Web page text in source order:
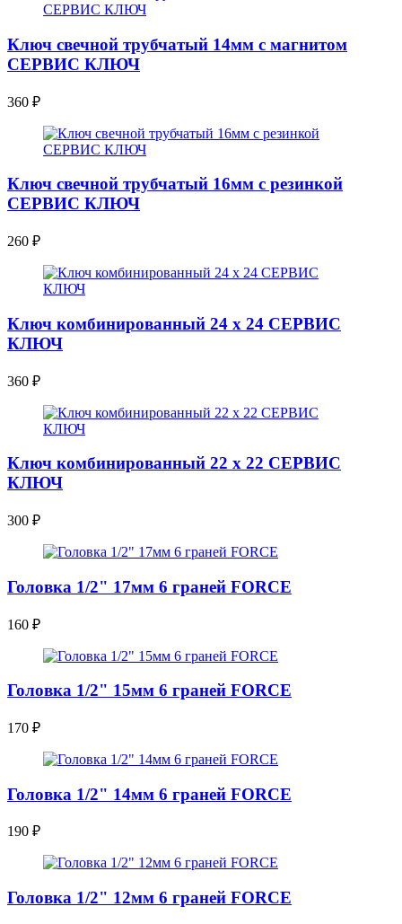
Ключ свечной трубчатый 14мм с магнитом
СЕРВИС КЛЮЧ
360 ₽
Ключ свечной трубчатый 16мм с резинкой
СЕРВИС КЛЮЧ
260 ₽
Ключ комбинированный 24 х 24 СЕРВИС
КЛЮЧ
360 ₽
Ключ комбинированный 22 х 22 СЕРВИС
КЛЮЧ
300 ₽
Головка 1/2" 17мм 6 граней FORCE
160 ₽
Головка 1/2" 15мм 6 граней FORCE
170 ₽
Головка 1/2" 14мм 6 граней FORCE
190 ₽
Головка 1/2" 12мм 6 граней FORCE